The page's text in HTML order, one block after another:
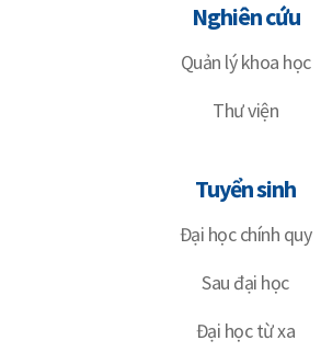
Nghiên cứu
Quản lý khoa học
Thư viện
Tuyển sinh
Đại học chính quy
Sau đại học
Đại học từ xa